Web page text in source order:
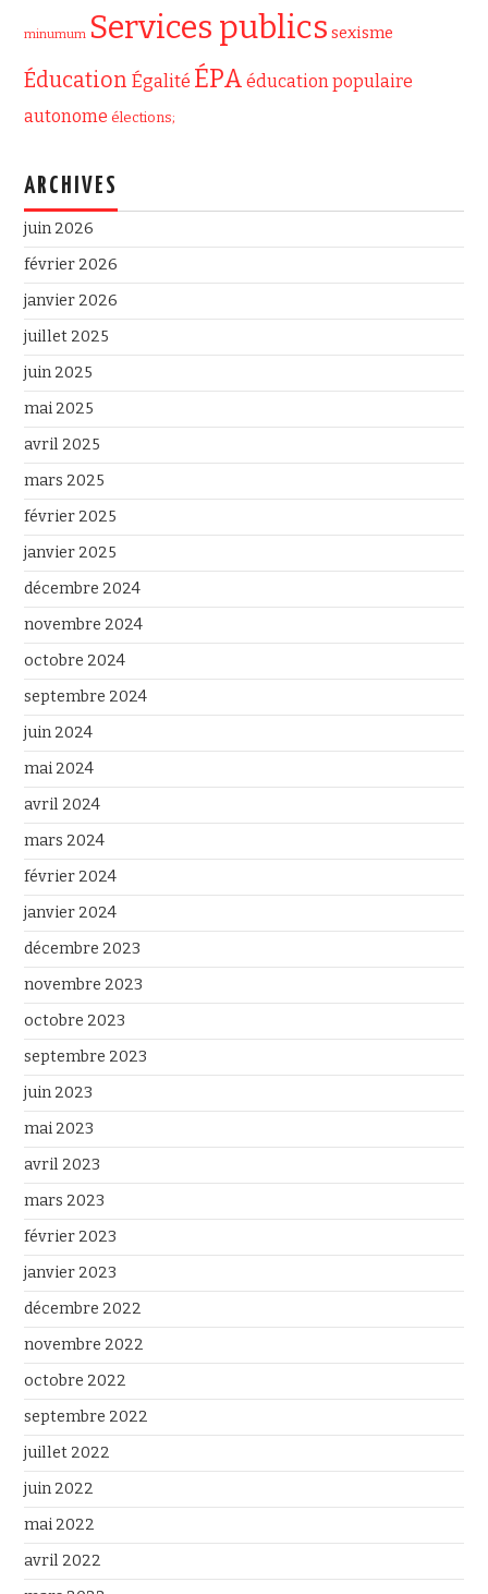
minumum Services publics sexisme
Éducation Égalité ÉPA éducation populaire
autonome élections;
ARCHIVES
juin 2026
février 2026
janvier 2026
juillet 2025
juin 2025
mai 2025
avril 2025
mars 2025
février 2025
janvier 2025
décembre 2024
novembre 2024
octobre 2024
septembre 2024
juin 2024
mai 2024
avril 2024
mars 2024
février 2024
janvier 2024
décembre 2023
novembre 2023
octobre 2023
septembre 2023
juin 2023
mai 2023
avril 2023
mars 2023
février 2023
janvier 2023
décembre 2022
novembre 2022
octobre 2022
septembre 2022
juillet 2022
juin 2022
mai 2022
avril 2022